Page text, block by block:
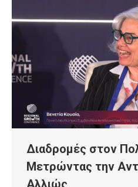
Διαδρομές στον
Μετρώντας την
Αλλιώς